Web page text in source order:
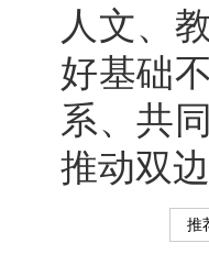
人文、
好基础
系、共
推动双
推